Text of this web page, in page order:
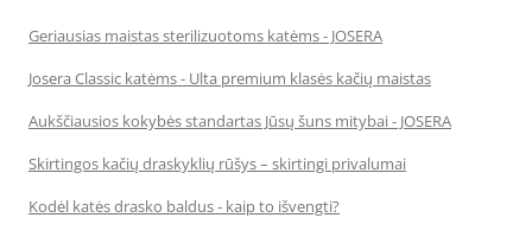
Geriausias maistas sterilizuotoms katėms - JOSERA
Josera Classic katėms - Ulta premium klasės kačių maistas
Aukščiausios kokybės standartas Jūsų šuns mitybai - JOSERA
Skirtingos kačių draskyklių rūšys – skirtingi privalumai
Kodėl katės drasko baldus - kaip to išvengti?